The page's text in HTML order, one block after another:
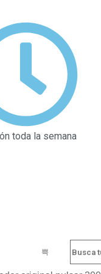
toda la semana